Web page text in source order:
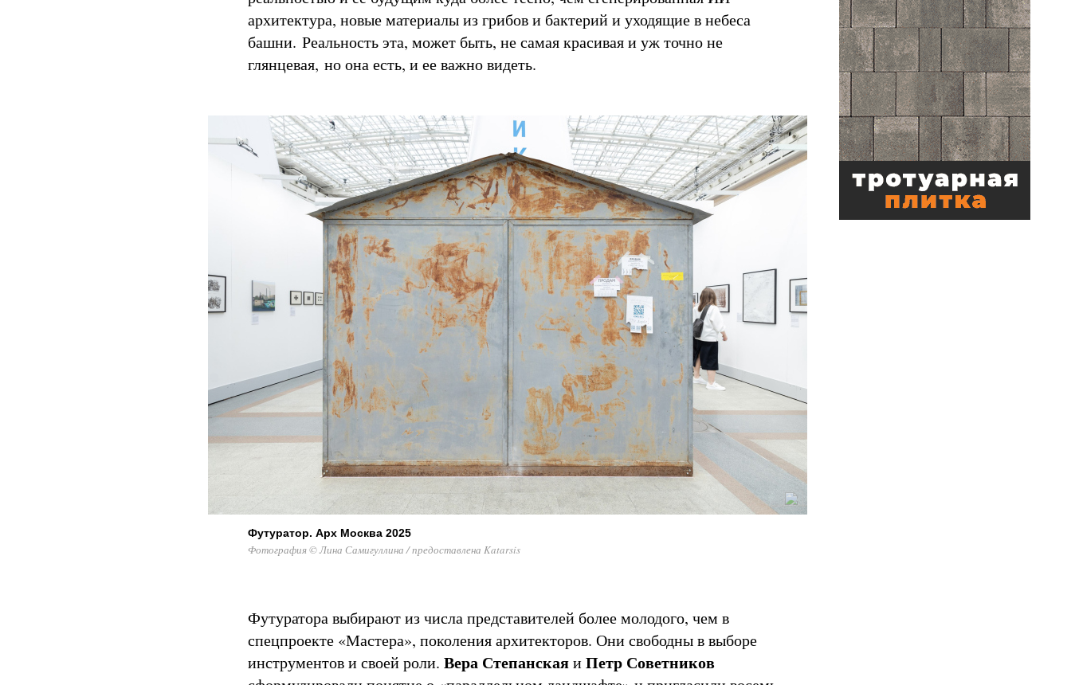
архитектура, новые материалы из грибов и бактерий и уходящие в небеса
башни. Реальность эта, может быть, не самая красивая и уж точно не
глянцевая, но она есть, и ее важно видеть.
Футуратор. Арх Москва 2025
Фотография © Лина Самигуллина / предоставлена Katarsis
Футуратора выбирают из числа представителей более молодого, чем в
спецпроекте «Мастера», поколения архитекторов. Они свободны в выборе
инструментов и своей роли. Вера СтепанскаяиПетр Советников